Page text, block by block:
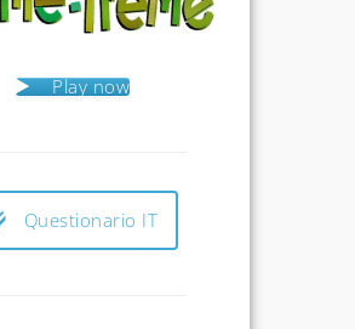
Play now
Questionario IT